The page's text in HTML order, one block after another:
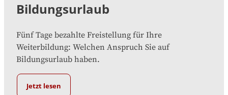
Bildungsurlaub
Fünf Tage bezahlte Freistellung für Ihre
Weiterbildung: Welchen Anspruch Sie auf
Bildungsurlaub haben.
Jetzt lesen